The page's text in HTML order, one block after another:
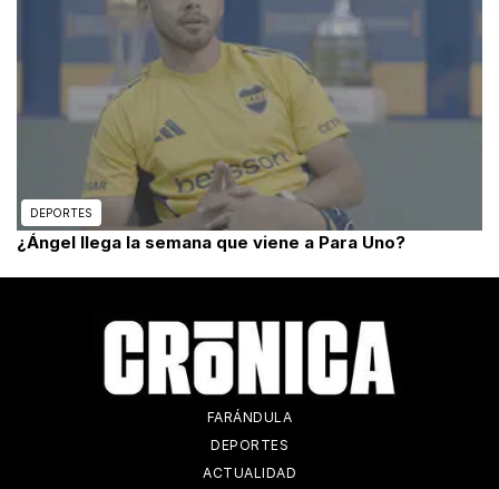
DEPORTES
¿Ángel llega la semana que viene a Para Uno?
FARÁNDULA
DEPORTES
ACTUALIDAD